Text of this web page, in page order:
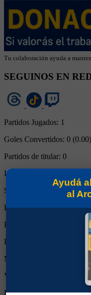
Tu colaboración ayuda a
SEGUINOS EN
Partidos Jugados: 1
Goles Convertidos: 0 (0.00)
Partidos de titular: 0
Ingresos desde el banco:
Suplente:
Partidos completos:0
Expulsiones:
Partidos reemplazado:
Minutos Disputados:
Victorias:
Empates:0
Ayudá
al